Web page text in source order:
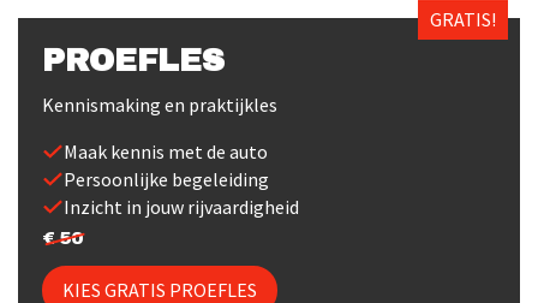
GRATIS!
PROEFLES
Kennismaking en praktijkles
Maak kennis met de auto
Persoonlijke begeleiding
Inzicht in jouw rijvaardigheid
50
KIES GRATIS PROEFLES